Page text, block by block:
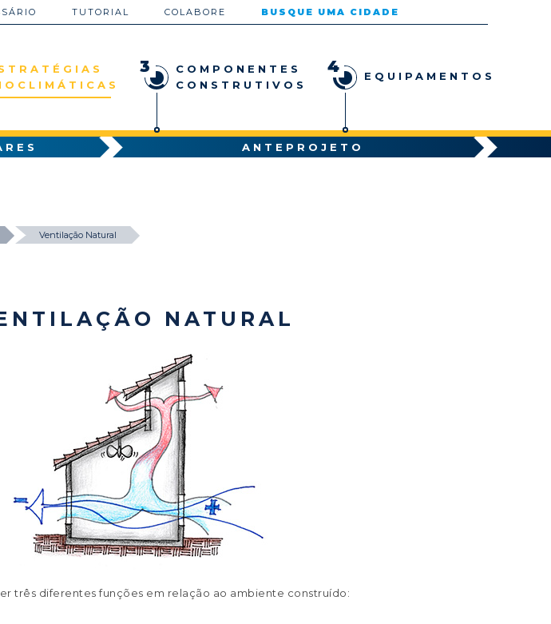
TUTORIAL COLABORE BUSQUE UMA CIDADE
3
COMPONENTES
CONSTRUTIVOS
4 EQUIPAMENTOS
ANTEPROJETO
Ventilação Natural
NATURAL
três diferentes funções em relação ao ambiente construído: